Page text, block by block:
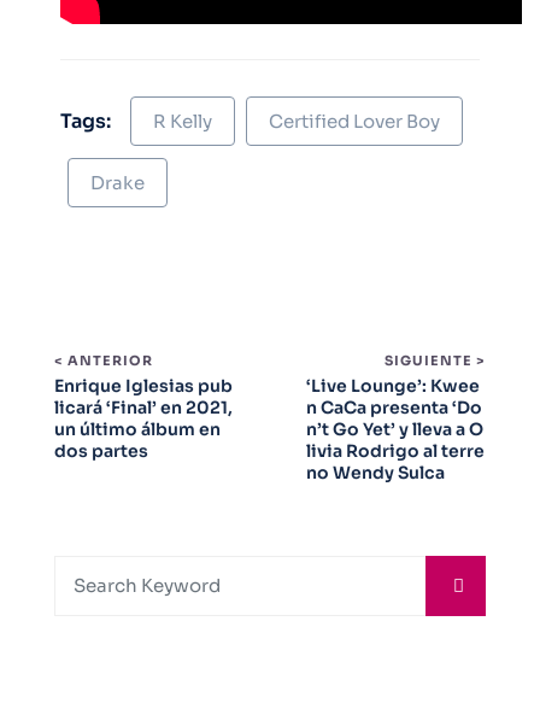
Tags: R Kelly Certified Lover Boy
Drake
< ANTERIOR
Enrique Iglesias pub
licará ‘Final’ en 2021,
un último álbum en
dos partes
SIGUIENTE >
‘Live Lounge’: Kwee
n CaCa presenta ‘Do
n’t Go Yet’ y lleva a O
livia Rodrigo al terre
no Wendy Sulca